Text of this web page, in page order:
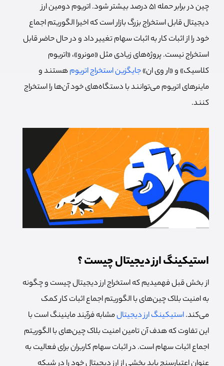
چین در برابر حمله 51 درصد بیشتر شود. اتریوم دومین ارز
دیجیتال قابل استخراج بزرگ بازار است که اخیرا الگوریتم اجماع
خود را از اثبات کار به اثبات سهام تغییر داد و در حال حاضر قابل
استخراج نیست. پروژه‌های زیادی مثل «مونرو»، «اتریوم
کلاسیک» و «ار وی ان»جایگزین استخراج اتریومهستند و
ماینرهای اتریوم می‌توانند با دستگاه‌های خود آن‌ها را استخراج
کنند.
استیکینگ ارز دیجیتال چیست ؟
از بخش قبل فهمیدیم که استخراج ارز دیجیتال چیست و چگونه
به امنیت بلاک چین‌های با الگوریتم اجماع اثبات کار کمک
می‌کند.استیکینگ ارز دیجیتالمشابه فرآیند ماینینگ است با
این تفاوت که هدف آن تامین امنیت بلاک چین‌های با الگوریتم
اجماع اثبات سهام است. در اثبات سهام کاربران برای فعالیت به